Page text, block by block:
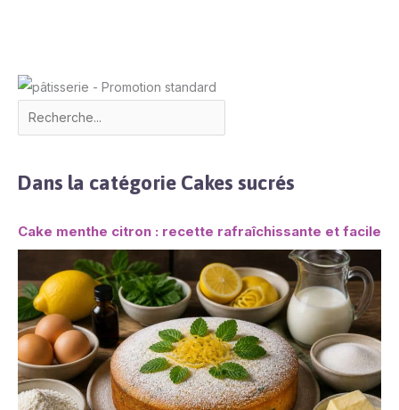
Dans la catégorie Cakes sucrés
Cake menthe citron : recette rafraîchissante et facile